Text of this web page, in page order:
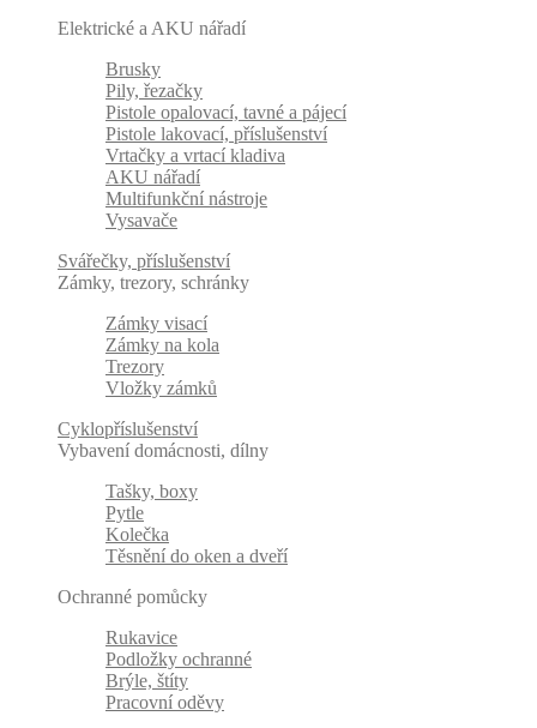
Elektrické a AKU nářadí
Brusky
Pily, řezačky
Pistole opalovací, tavné a pájecí
Pistole lakovací, příslušenství
Vrtačky a vrtací kladiva
AKU nářadí
Multifunkční nástroje
Vysavače
Svářečky, příslušenství
Zámky, trezory, schránky
Zámky visací
Zámky na kola
Trezory
Vložky zámků
Cyklopříslušenství
Vybavení domácnosti, dílny
Tašky, boxy
Pytle
Kolečka
Těsnění do oken a dveří
Ochranné pomůcky
Rukavice
Podložky ochranné
Brýle, štíty
Pracovní oděvy